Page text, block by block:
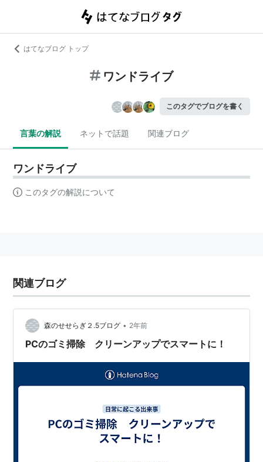
はてなブログ トップ
ワンドライブ
このタグでブログを書く
言葉の解説 ネットで話題 関連ブログ
ワンドライブ
このタグの解説について
関連ブログ
森のせせらぎ２.5ブログ • 2年前
PCのゴミ掃除 クリーンアップでスマートに！